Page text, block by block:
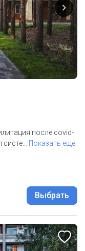
после covid-
систе
Показать еще
Выбрать